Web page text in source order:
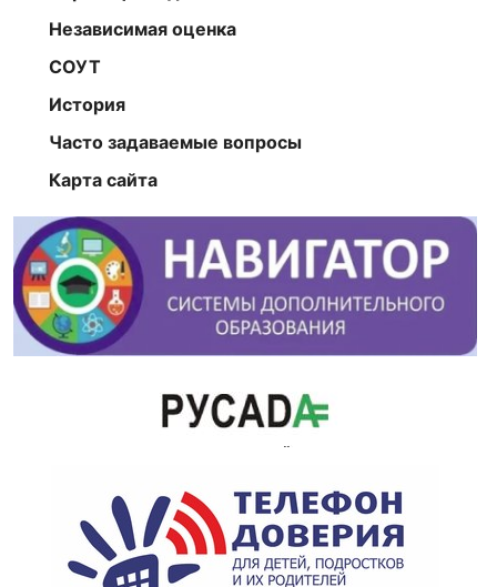
Независимая оценка
СОУТ
История
Часто задаваемые вопросы
Карта сайта